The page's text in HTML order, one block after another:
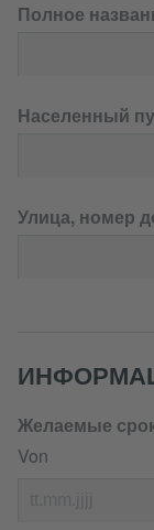
Полное
Населенный
Улица, номер
Желаемые
Von